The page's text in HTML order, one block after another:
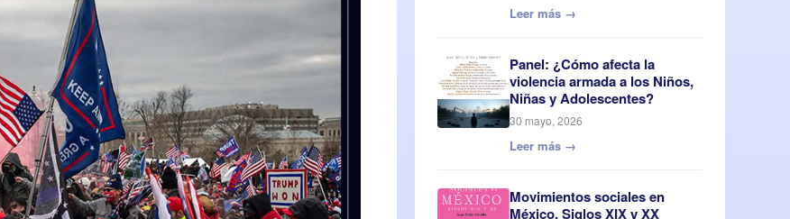
Leer más →
Panel: ¿Cómo afecta la
violencia armada a los Niños,
Niñas y Adolescentes?
30 mayo, 2026
Leer más →
Movimientos sociales en
México. Siglos XIX y XX